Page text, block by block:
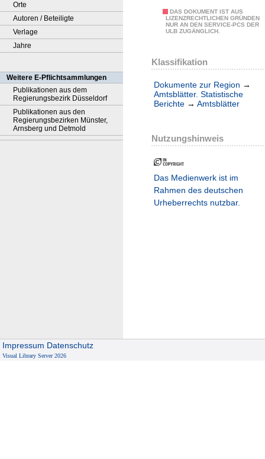
Orte
Autoren / Beteiligte
Verlage
Jahre
Weitere E-Pflichtsammlungen
Publikationen aus dem
Regierungsbezirk Düsseldorf
Publikationen aus den
Regierungsbezirken Münster,
Arnsberg und Detmold
DAS DOKUMENT IST AUS
LIZENZRECHTLICHEN GRÜNDEN
NUR AN DEN SERVICE-PCS DER
ULB ZUGÄNGLICH.
Klassifikation
Dokumente zur Region →
Amtsblätter. Statistische
Berichte → Amtsblätter
Nutzungshinweis
Das Medienwerk ist im
Rahmen des deutschen
Urheberrechts nutzbar.
Impressum Datenschutz
Visual Library Server 2026